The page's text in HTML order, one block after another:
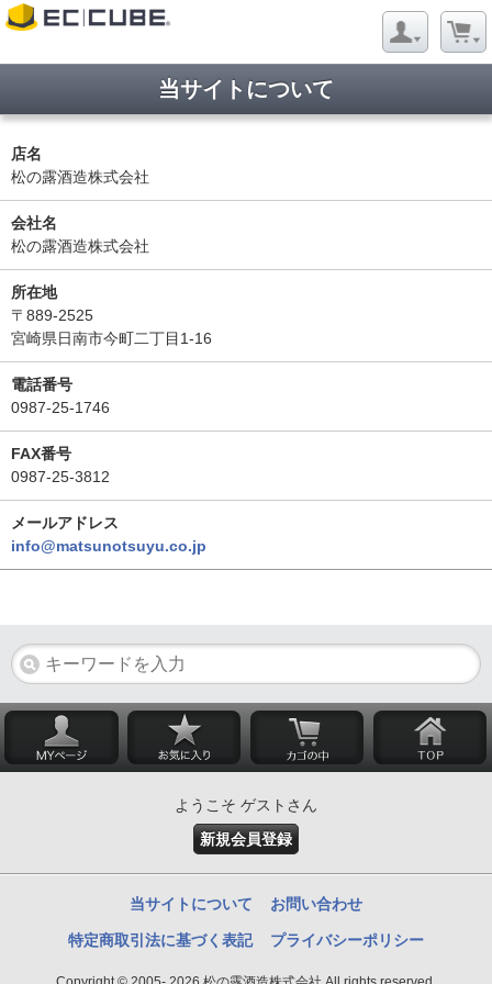
当サイトについて
店名
松の露酒造株式会社
会社名
松の露酒造株式会社
所在地
〒889-2525
宮崎県日南市今町二丁目1-16
電話番号
0987-25-1746
FAX番号
0987-25-3812
メールアドレス
info@matsunotsuyu.co.jp
ようこそ ゲストさん
新規会員登録
当サイトについて お問い合わせ
特定商取引法に基づく表記 プライバシーポリシー